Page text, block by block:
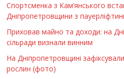
Спортсменка з Кам’янського
Дніпропетровщини з
Приховав майно та доходи: на
сільради визнали винним
На Дніпропетровщині зафіксували
рослин (фото)